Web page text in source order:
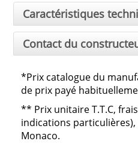
Caractéristiques
Contact du
*Prix catalogue du
de prix payé
** Prix unitaire T.T.C,
indications
Monaco.